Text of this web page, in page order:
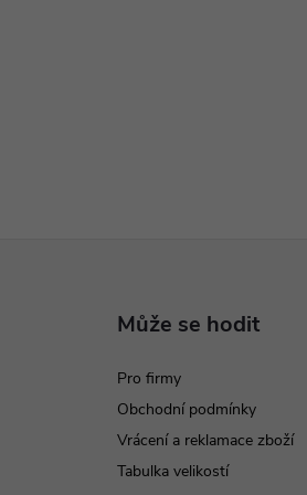
Může se hodit
Pro firmy
Obchodní podmínky
Vrácení a reklamace zboží
Tabulka velikostí